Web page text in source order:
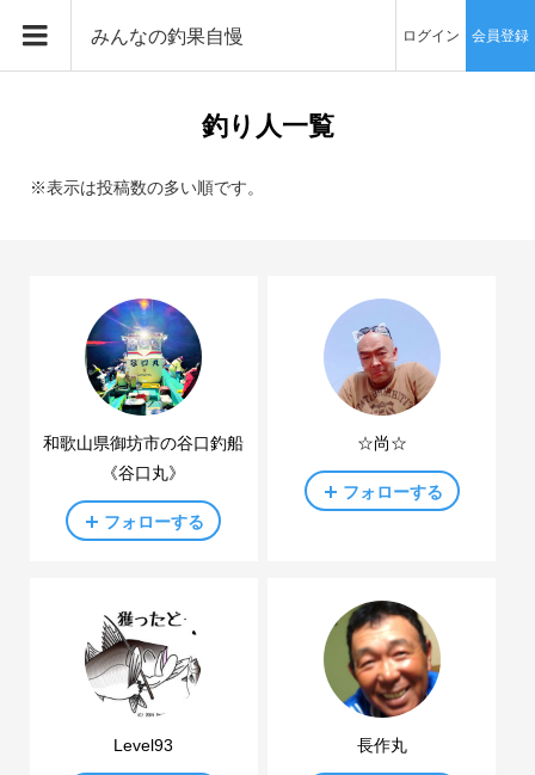
みんなの釣果自慢 ログイン 会員登録
釣り人一覧
※表示は投稿数の多い順です。
和歌山県御坊市の谷口釣船
《谷口丸》
フォローする
☆尚☆
フォローする
Level93 長作丸